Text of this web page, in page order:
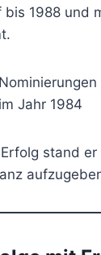
bis 1988 und
Jahr 1984
stand